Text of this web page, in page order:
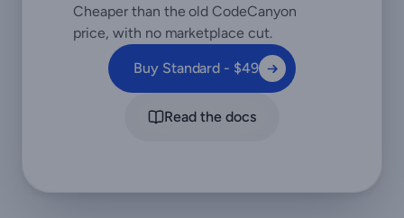
Cheaper than the old CodeCanyon
price, with no marketplace cut.
Buy Standard - $49
Read the docs